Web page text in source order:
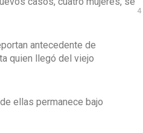
antecedente de
quien llegó del viejo
ellas permanece bajo